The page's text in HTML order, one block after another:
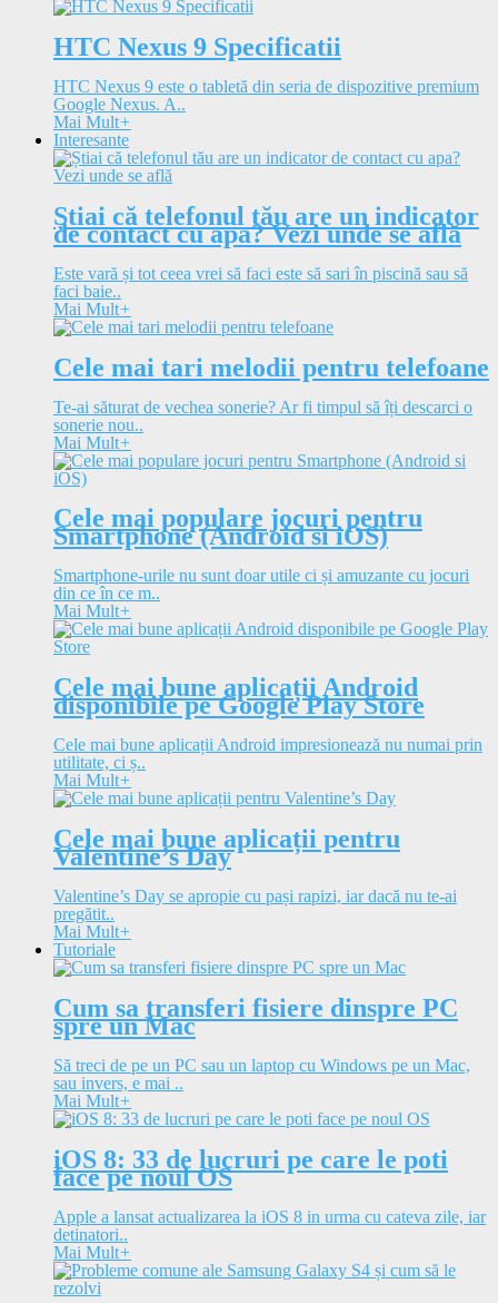
HTC Nexus 9 Specificatii
HTC Nexus 9 este o tabletă din seria de dispozitive premium
Google Nexus. A..
Mai Mult+
Interesante
Știai că telefonul tău are un indicator
de contact cu apa? Vezi unde se află
Este vară și tot ceea vrei să faci este să sari în piscină sau să
faci baie..
Mai Mult+
Cele mai tari melodii pentru telefoane
Te-ai săturat de vechea sonerie? Ar fi timpul să îți descarci o
sonerie nou..
Mai Mult+
Cele mai populare jocuri pentru
Smartphone (Android si iOS)
Smartphone-urile nu sunt doar utile ci și amuzante cu jocuri
din ce în ce m..
Mai Mult+
Cele mai bune aplicații Android
disponibile pe Google Play Store
Cele mai bune aplicații Android impresionează nu numai prin
utilitate, ci ș..
Mai Mult+
Cele mai bune aplicații pentru
Valentine’s Day
Valentine’s Day se apropie cu pași rapizi, iar dacă nu te-ai
pregătit..
Mai Mult+
Tutoriale
Cum sa transferi fisiere dinspre PC
spre un Mac
Să treci de pe un PC sau un laptop cu Windows pe un Mac,
sau invers, e mai ..
Mai Mult+
iOS 8: 33 de lucruri pe care le poti
face pe noul OS
Apple a lansat actualizarea la iOS 8 in urma cu cateva zile, iar
detinatori..
Mai Mult+